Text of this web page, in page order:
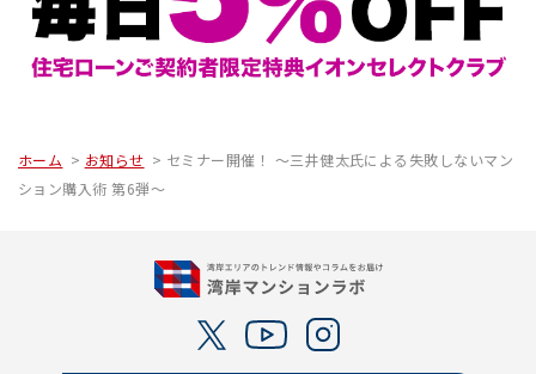
ホーム お知らせ
セミナー開催！ ～三井健太氏による失敗しないマン
ション購入術 第6弾～